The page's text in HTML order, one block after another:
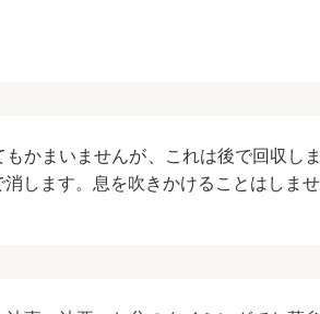
かまいませんが、これは後で回収し
します。息を吹きかけることはしませ